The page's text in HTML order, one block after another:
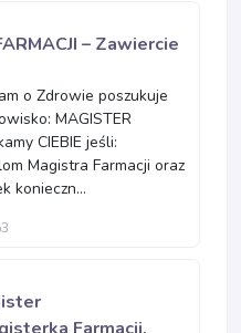
– Zawiercie
o Zdrowie poszukuje
MAGISTER
CIEBIE jeśli:
Magistra Farmacji oraz
konieczn...